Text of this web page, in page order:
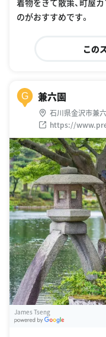
着物をきて散策、町屋
のがおすすめです。
この
G 兼六園
石川県金沢市兼六
https://
James Tseng